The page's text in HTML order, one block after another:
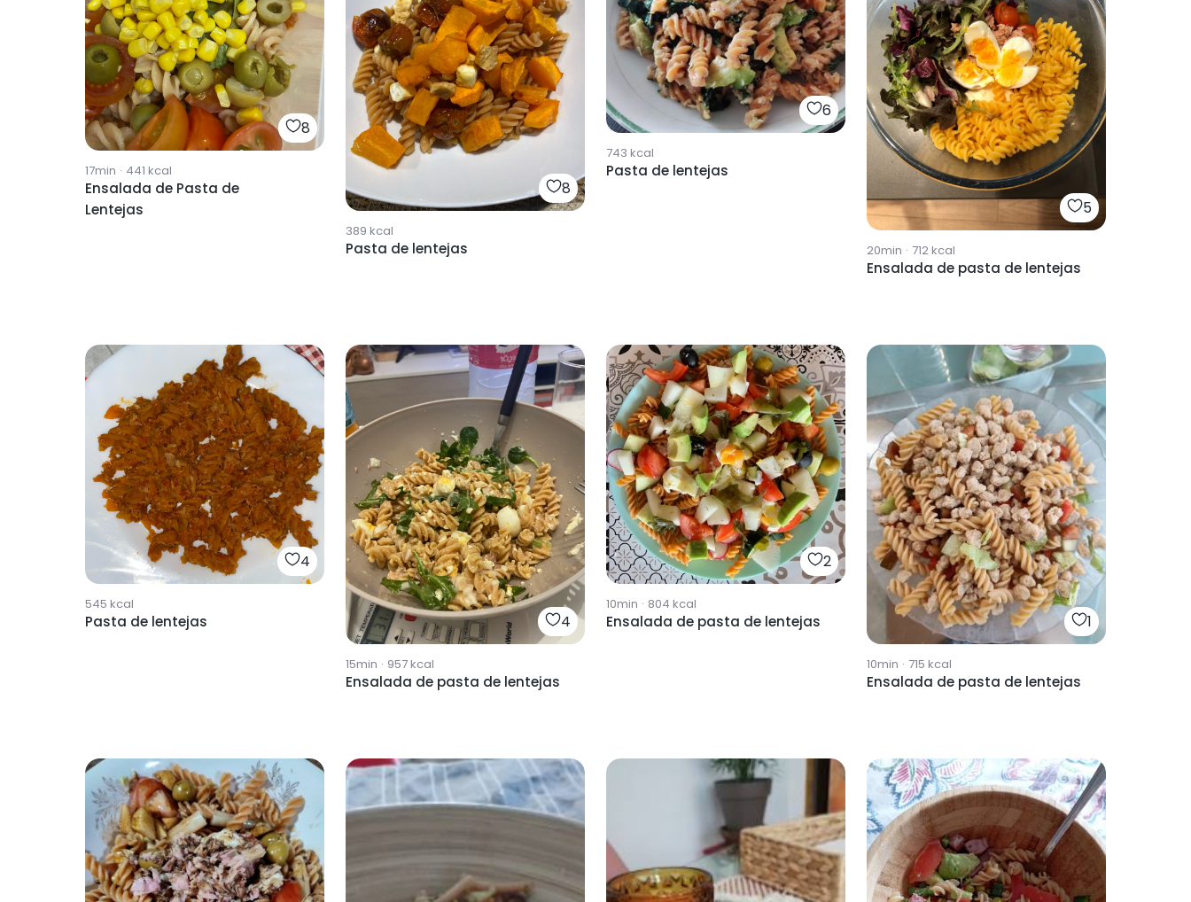
8
17min · 441 kcal
Ensalada de Pasta de
Lentejas
8
389 kcal
Pasta de lentejas
6
743 kcal
Pasta de lentejas
5
20min · 712kcal
Ensalada de pasta de lentejas
4
545 kcal
Pasta de lentejas 4
15min · 957kcal
Ensalada de pasta de lentejas
2
10min · 804 kcal
Ensalada de pasta de lentejas 1
10min · 715 kcal
Ensalada de pasta de lentejas